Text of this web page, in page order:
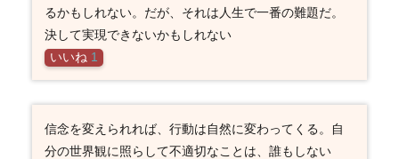
るかもしれない。だが、それは人生で一番の難題だ。
決して実現できないかもしれない
いいね 1
信念を変えられれば、行動は自然に変わってくる。自
分の世界観に照らして不適切なことは、誰もしない